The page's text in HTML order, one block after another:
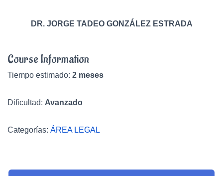
DR. JORGE TADEO GONZÁLEZ ESTRADA
Course Information
Tiempo estimado: 2 meses
Dificultad: Avanzado
Categorías: ÁREA LEGAL